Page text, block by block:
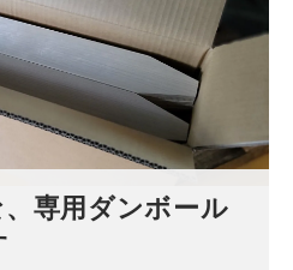
専用ダンボール